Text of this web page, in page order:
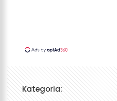
Kategoria: